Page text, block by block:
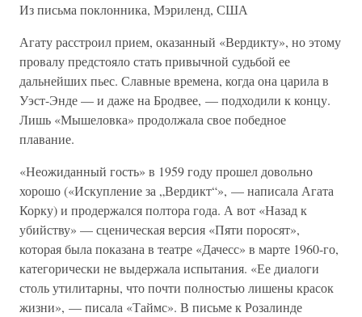
Из письма поклонника, Мэриленд, США
Агату расстроил прием, оказанный «Вердикту», но этому
провалу предстояло стать привычной судьбой ее
дальнейших пьес. Славные времена, когда она царила в
Уэст-Энде — и даже на Бродвее, — подходили к концу.
Лишь «Мышеловка» продолжала свое победное
плавание.
«Неожиданный гость» в 1959 году прошел довольно
хорошо («Искупление за „Вердикт“», — написала Агата
Корку) и продержался полтора года. А вот «Назад к
убийству» — сценическая версия «Пяти поросят»,
которая была показана в театре «Дачесс» в марте 1960-го,
категорически не выдержала испытания. «Ее диалоги
столь утилитарны, что почти полностью лишены красок
жизни», — писала «Таймс». В письме к Розалинде